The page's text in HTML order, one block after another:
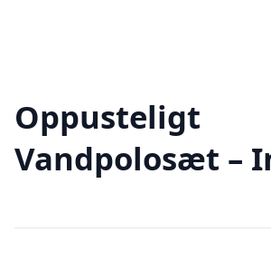
Oppusteligt
Vandpolosæt –